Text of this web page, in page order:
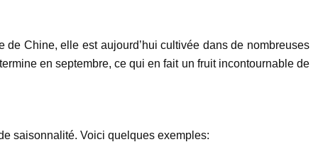
Chine, elle est aujourd’hui cultivée dans de nombreuses
en septembre, ce qui en fait un fruit incontournable de
saisonnalité. Voici quelques exemples: